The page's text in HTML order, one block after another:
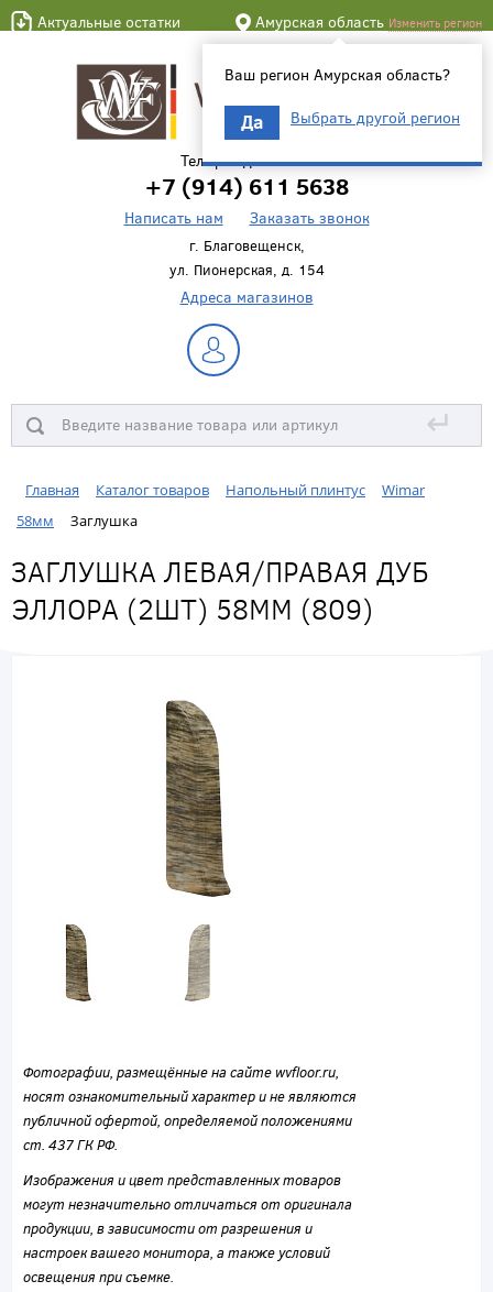
Актуальные остатки Амурская область Изменить регион
Ваш регион Амурская область?
Да Выбрать другой регион
Телефон для связи
+7 (914) 611 5638
Написать нам Заказать звонок
г. Благовещенск,
ул. Пионерская, д. 154
Адреса магазинов
↵
Главная Каталог товаров Напольный плинтус
Wimar
58мм
Заглушка
ЗАГЛУШКА ЛЕВАЯ/ПРАВАЯ ДУБ
ЭЛЛОРА (2ШТ) 58ММ (809)
Фотографии, размещённые на сайте wvfloor.ru,
носят ознакомительный характер и не являются
публичной офертой, определяемой положениями
ст. 437 ГК РФ.
Изображения и цвет представленных товаров
могут незначительно отличаться от оригинала
продукции, в зависимости от разрешения и
настроек вашего монитора, а также условий
освещения при съемке.